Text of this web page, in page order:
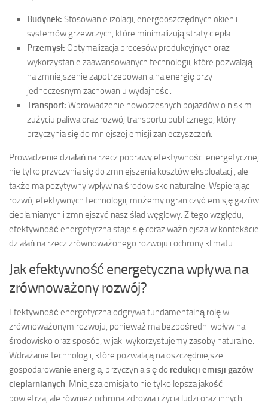
Budynek: Stosowanie izolacji, energooszczędnych okien i
systemów grzewczych, które minimalizują straty ciepła.
Przemysł: Optymalizacja procesów produkcyjnych oraz
wykorzystanie zaawansowanych technologii, które pozwalają
na zmniejszenie zapotrzebowania na energię przy
jednoczesnym zachowaniu wydajności.
Transport: Wprowadzenie nowoczesnych pojazdów o niskim
zużyciu paliwa oraz rozwój transportu publicznego, który
przyczynia się do mniejszej emisji zanieczyszczeń.
Prowadzenie działań na rzecz poprawy efektywności energetycznej
nie tylko przyczynia się do zmniejszenia kosztów eksploatacji, ale
także ma pozytywny wpływ na środowisko naturalne. Wspierając
rozwój efektywnych technologii, możemy ograniczyć emisję gazów
cieplarnianych i zmniejszyć nasz ślad węglowy. Z tego względu,
efektywność energetyczna staje się coraz ważniejsza w kontekście
działań na rzecz zrównoważonego rozwoju i ochrony klimatu.
Jak efektywność energetyczna wpływa na
zrównoważony rozwój?
Efektywność energetyczna odgrywa fundamentalną rolę w
zrównoważonym rozwoju, ponieważ ma bezpośredni wpływ na
środowisko oraz sposób, w jaki wykorzystujemy zasoby naturalne.
Wdrażanie technologii, które pozwalają na oszczędniejsze
gospodarowanie energią, przyczynia się do redukcji emisji gazów
cieplarnianych. Mniejsza emisja to nie tylko lepsza jakość
powietrza, ale również ochrona zdrowia i życia ludzi oraz innych